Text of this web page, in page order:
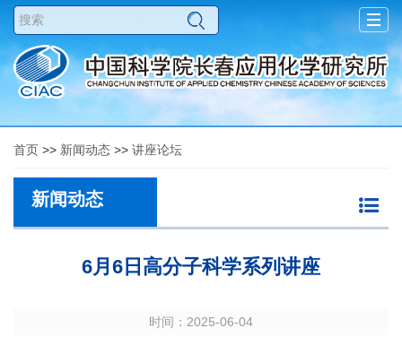
首页 >> 新闻动态 >> 讲座论坛
新闻动态
6月6日高分子科学系列讲座
时间：2025-06-04